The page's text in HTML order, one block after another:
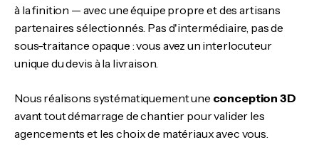
à la finition — avec une équipe propre et des artisans
partenaires sélectionnés. Pas d'intermédiaire, pas de
sous-traitance opaque : vous avez un interlocuteur
unique du devis à la livraison.
Nous réalisons systématiquement une conception 3D
avant tout démarrage de chantier pour valider les
agencements et les choix de matériaux avec vous.